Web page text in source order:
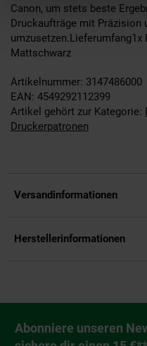
Canon, um stets beste
Druckaufträge mit Präzision
umzusetzen.Lieferumfang1x
Mattschwarz
Artikelnummer: 3147486000
EAN: 4549292112399
Artikel gehört zur Kategorie:
Druckerpatronen
Versandinformationen
Herstellerinformationen
Newsletter Anmeldung
Abonniere unseren